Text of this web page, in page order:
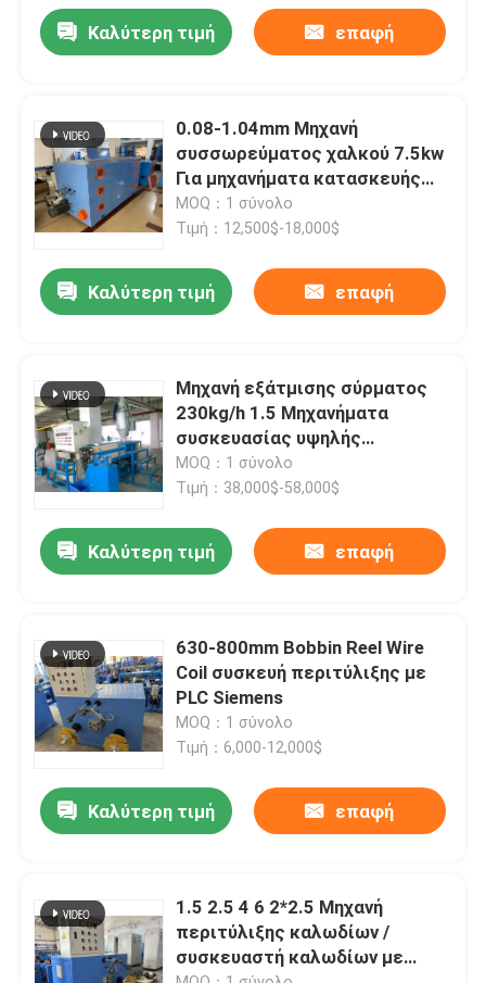
Προϊόντα
Βίντεο
Σχετικά με εμάς
Έλεγχος ποιότητας
Ζητήστε μια προσφορά
Μηχανή εκτόξευσης καλωδίων
Μηχανή εκτόξευσης συρμάτων
Καλύτερη τιμή επαφή
0.08-1.04mm Μηχανή
συσσωρεύματος χαλκού 7.5kw
Για μηχανήματα κατασκευής
καλωδίων
MOQ：1 σύνολο
Τιμή：12,500$-18,000$
Καλύτερη τιμή επαφή
Μηχανή εξάτμισης σύρματος
230kg/h 1.5 Μηχανήματα
συσκευασίας υψηλής
ταχύτητας
MOQ：1 σύνολο
Τιμή：38,000$-58,000$
Καλύτερη τιμή επαφή
630-800mm Bobbin Reel Wire
Coil συσκευή περιτύλιξης με
PLC Siemens
MOQ：1 σύνολο
Τιμή：6,000-12,000$
Καλύτερη τιμή επαφή
1.5 2.5 4 6 2*2.5 Μηχανή
περιτύλιξης καλωδίων /
συσκευαστή καλωδίων με